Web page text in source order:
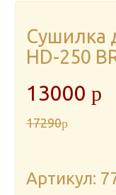
Сушилка
HD-250
13000 p
17290p
Артикул: